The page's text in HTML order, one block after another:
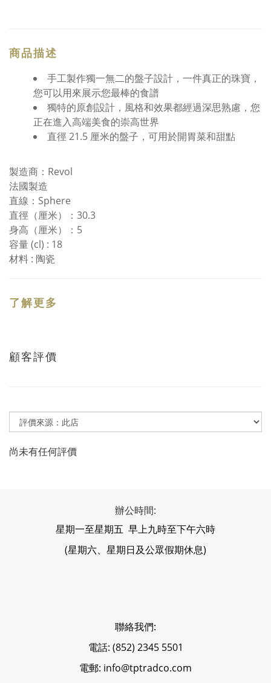
商品描述
手工製作獨一無二的盤子設計，一件真正的珠寶，
您可以用來展示您最棒的食譜
獨特的原創設計，風格和效果都經過深思熟慮，您
正在進入高端美食的崇高世界
直徑 21.5 厘米的盤子，可用於開胃菜和甜點
製造商：Revol
法國製造
直線：Sphere
直徑（厘米）：30.3
身高（厘米）：5
容量 (cl) : 18
材料 : 陶瓷
了解更多
顧客評價
尚未有任何評價
辦公時間:
星期一至星期五 早上九時至下午六時
(星期六、星期日及公眾假期休息)
聯絡我們:
電話: (852) 2345 5501
電郵: info@tptradco.com